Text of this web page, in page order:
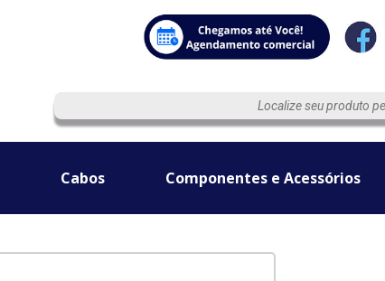
Cabos Componentes e Acessórios